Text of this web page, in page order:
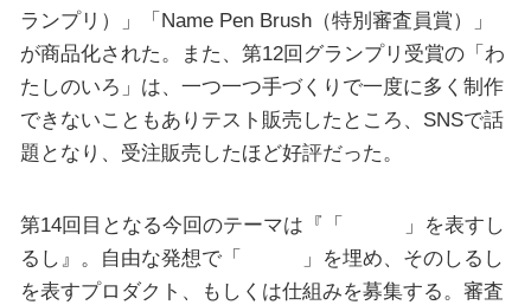
ランプリ）」「Name Pen Brush（特別審査員賞）」
が商品化された。また、第12回グランプリ受賞の「わ
たしのいろ」は、一つ一つ手づくりで一度に多く制作
できないこともありテスト販売したところ、SNSで話
題となり、受注販売したほど好評だった。
第14回目となる今回のテーマは『「 」を表すし
るし』。自由な発想で「 」を埋め、そのしるし
を表すプロダクト、もしくは仕組みを募集する。審査